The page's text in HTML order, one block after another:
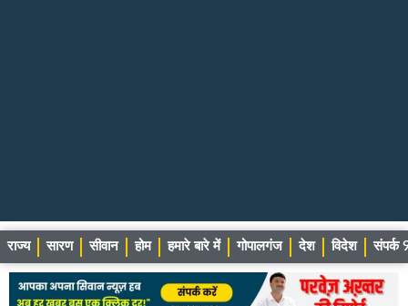
राज्य सारण सीवान होम हमारे बारे में गोपालगंज देश विदेश संपर्क